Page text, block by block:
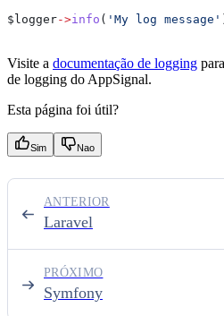
$logger->info ( 'My log message'
Visite a documentação de logging
de logging do AppSignal.
Esta página foi útil?
Sim Nao
Laravel
ANTERIOR
Symfony
PRÓXIMO